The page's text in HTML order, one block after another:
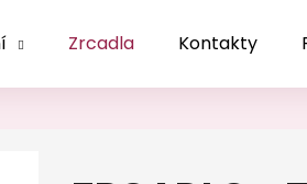
Zrcadla Kontakty